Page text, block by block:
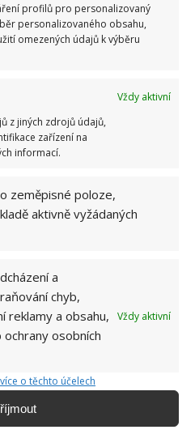
profilů pro personalizovaný
personalizovaného obsahu,
omezených údajů k výběru
Vždy aktivní
z jiných zdrojů údajů,
zařízení na
informací.
zeměpisné poloze,
aktivně vyžádaných
a
chyb,
reklamy a obsahu,
ochrany osobních
Vždy aktivní
o těchto účelech
je lépe mít odborné
lze použít tapeta. Dnešní
vzhled. O tom, zda je lépe
Kolem zdroje tepla je určitě
materiál.